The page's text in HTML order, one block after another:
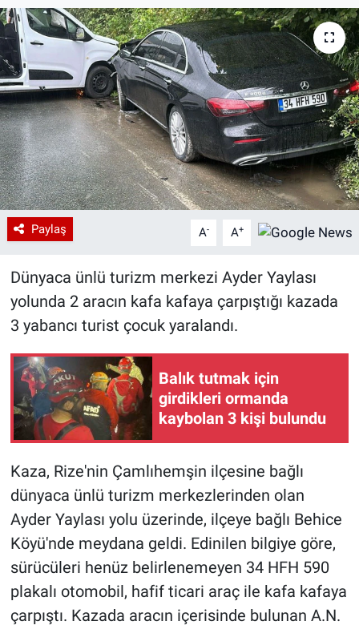
Paylaş A- A+
Dünyaca ünlü turizm merkezi Ayder Yaylası
yolunda 2 aracın kafa kafaya çarpıştığı kazada
3 yabancı turist çocuk yaralandı.
Balık tutmak için
girdikleri ormanda
kaybolan 3 kişi bulundu
Kaza, Rize'nin Çamlıhemşin ilçesine bağlı
dünyaca ünlü turizm merkezlerinden olan
Ayder Yaylası yolu üzerinde, ilçeye bağlı Behice
Köyü'nde meydana geldi. Edinilen bilgiye göre,
sürücüleri henüz belirlenemeyen 34 HFH 590
plakalı otomobil, hafif ticari araç ile kafa kafaya
çarpıştı. Kazada aracın içerisinde bulunan A.N.